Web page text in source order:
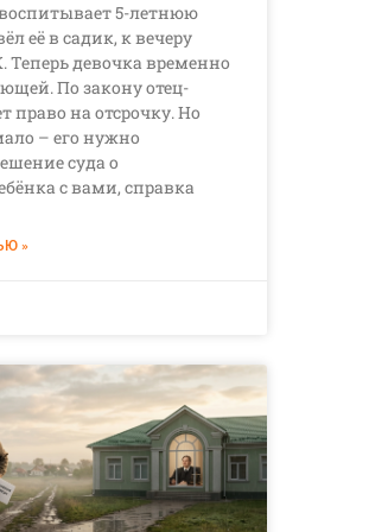
5-летнюю
её в садик, к вечеру
Теперь девочка временно
По закону отец-
право на отсрочку. Но
– его нужно
суда о
с вами, справка
»